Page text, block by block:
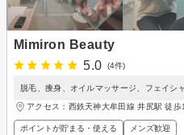
Mimiron Beauty
5.0
(4件)
脱毛、痩身、オイルマッサージ、フェイシ
アクセス：西鉄天神大牟田線 井尻駅 徒
ポイントが貯まる・使える メンズ歓迎